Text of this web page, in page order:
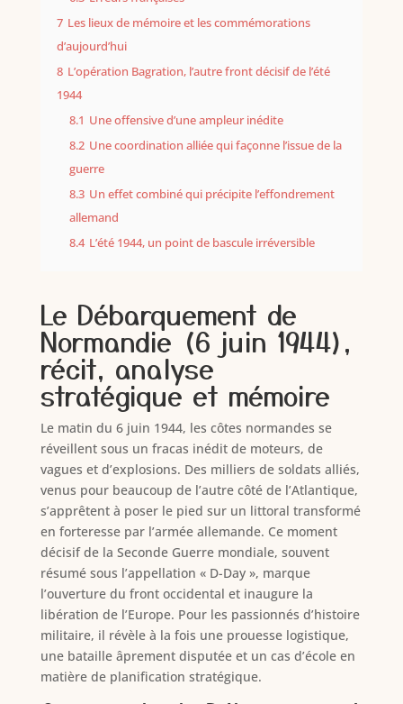
7 Les lieux de mémoire et les commémorations
d’aujourd’hui
8 L’opération Bagration, l’autre front décisif de l’été
1944
8.1 Une offensive d’une ampleur inédite
8.2 Une coordination alliée qui façonne l’issue de la
guerre
8.3 Un effet combiné qui précipite l’effondrement
allemand
8.4 L’été 1944, un point de bascule irréversible
Le Débarquement de
Normandie (6 juin 1944),
récit, analyse
stratégique et mémoire
Le matin du 6 juin 1944, les côtes normandes se
réveillent sous un fracas inédit de moteurs, de
vagues et d’explosions. Des milliers de soldats alliés,
venus pour beaucoup de l’autre côté de l’Atlantique,
s’apprêtent à poser le pied sur un littoral transformé
en forteresse par l’armée allemande. Ce moment
décisif de la Seconde Guerre mondiale, souvent
résumé sous l’appellation « D-Day », marque
l’ouverture du front occidental et inaugure la
libération de l’Europe. Pour les passionnés d’histoire
militaire, il révèle à la fois une prouesse logistique,
une bataille âprement disputée et un cas d’école en
matière de planification stratégique.